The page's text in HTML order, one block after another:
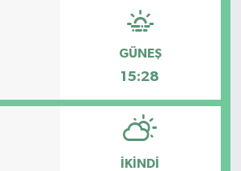
GÜNEŞ
15:28
İKINDI